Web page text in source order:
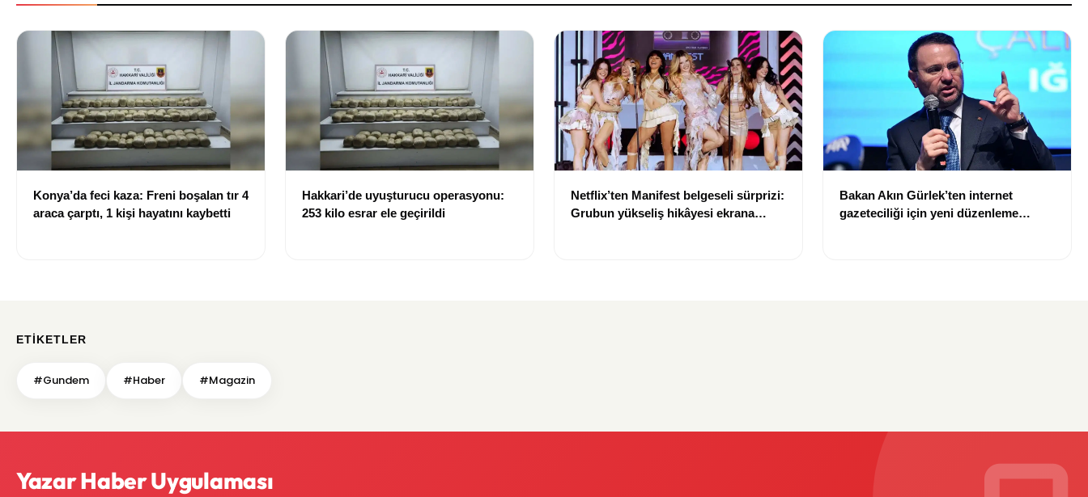
Konya’da feci kaza: Freni boşalan tır 4
araca çarptı, 1 kişi hayatını kaybetti
Hakkari’de uyuşturucu operasyonu:
253 kilo esrar ele geçirildi
Netflix’ten Manifest belgeseli sürprizi:
Grubun yükseliş hikâyesi ekrana
Bakan Akın Gürlek’ten internet
gazeteciliği için yeni düzenleme
ETIKETLER
#Gundem #Haber #Magazin
Yazar Haber Uygulaması